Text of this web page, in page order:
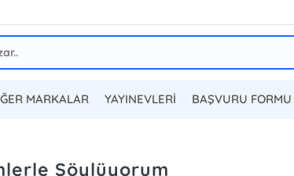
MARKALAR YAYINEVLERİ BAŞVURU FORMU
Söylüyorum